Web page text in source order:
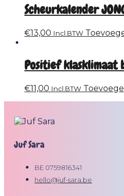
Scheurkalender
€13,00 Incl.BTW
Positief klasklimaat
€11,00 Incl.BTW
Juf Sara
BE 0759816341
hello@juf-sara.be